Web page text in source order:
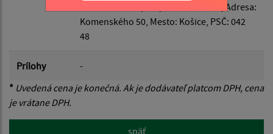
: VVS, a.s., IČO: 36570460, Adresa:
Komenského 50, Mesto: Košice, PSČ: 042
48
Prílohy
-
* Uvedená cena je konečná. Ak je dodávateľ platcom DPH, cena
je vrátane DPH.
späť